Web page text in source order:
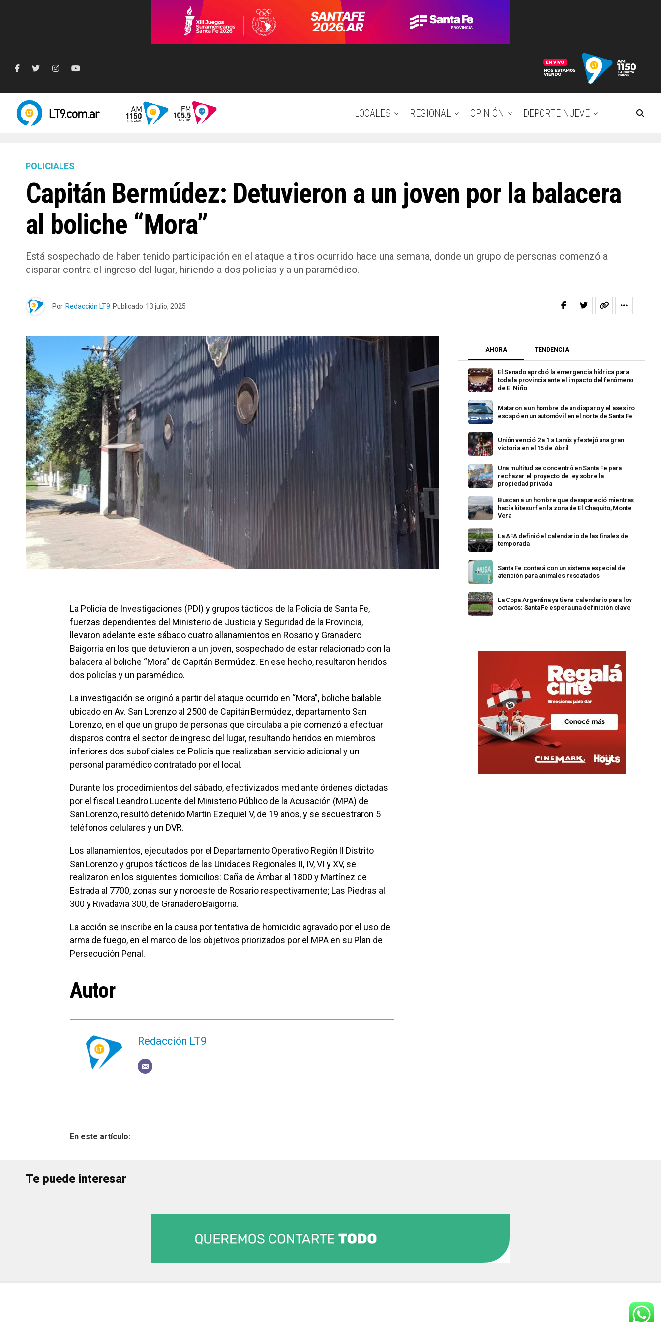
LOCALES REGIONAL OPINIÓN DEPORTE NUEVE
POLICIALES
Capitán Bermúdez: Detuvieron a un joven por la balacera
al boliche “Mora”
Está sospechado de haber tenido participación en el ataque a tiros ocurrido hace una semana, donde un grupo de personas comenzó a
disparar contra el ingreso del lugar, hiriendo a dos policías y a un paramédico.
Por Redacción LT9 Publicado 13 julio, 2025
La Policía de Investigaciones (PDI) y grupos tácticos de la Policía de Santa Fe,
fuerzas dependientes del Ministerio de Justicia y Seguridad de la Provincia,
llevaron adelante este sábado cuatro allanamientos en Rosario y Granadero
Baigorria en los que detuvieron a un joven, sospechado de estar relacionado con la
balacera al boliche “Mora” de Capitán Bermúdez. En ese hecho, resultaron heridos
dos policías y un paramédico.
La investigación se originó a partir del ataque ocurrido en “Mora”, boliche bailable
ubicado en Av. San Lorenzo al 2500 de Capitán Bermúdez, departamento San
Lorenzo, en el que un grupo de personas que circulaba a pie comenzó a efectuar
disparos contra el sector de ingreso del lugar, resultando heridos en miembros
inferiores dos suboficiales de Policía que realizaban servicio adicional y un
personal paramédico contratado por el local.
Durante los procedimientos del sábado, efectivizados mediante órdenes dictadas
por el fiscal Leandro Lucente del Ministerio Público de la Acusación (MPA) de
San Lorenzo, resultó detenido Martín Ezequiel V, de 19 años, y se secuestraron 5
teléfonos celulares y un DVR.
Los allanamientos, ejecutados por el Departamento Operativo Región II Distrito
San Lorenzo y grupos tácticos de las Unidades Regionales II, IV, VI y XV, se
realizaron en los siguientes domicilios: Caña de Ámbar al 1800 y Martínez de
Estrada al 7700, zonas sur y noroeste de Rosario respectivamente; Las Piedras al
300 y Rivadavia 300, de Granadero Baigorria.
La acción se inscribe en la causa por tentativa de homicidio agravado por el uso de
arma de fuego, en el marco de los objetivos priorizados por el MPA en su Plan de
Persecución Penal.
Autor
Redacción LT9
AHORA TENDENCIA
El Senado aprobó la emergencia hídrica para
toda la provincia ante el impacto del fenómeno
de El Niño
Mataron a un hombre de un disparo y el asesino
escapó en un automóvil en el norte de Santa Fe
Unión venció 2 a 1 a Lanús y festejó una gran
victoria en el 15 de Abril
Una multitud se concentró en Santa Fe para
rechazar el proyecto de ley sobre la
propiedad privada
Buscan a un hombre que desapareció mientras
hacía kitesurf en la zona de El Chaquito, Monte
Vera
La AFA definió el calendario de las finales de
temporada
Santa Fe contará con un sistema especial de
atención para animales rescatados
La Copa Argentina ya tiene calendario para los
octavos: Santa Fe espera una definición clave
Te puede interesar